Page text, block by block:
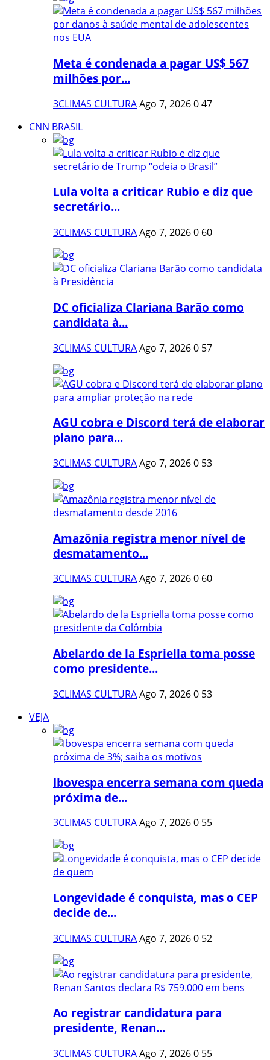
Meta é condenada a pagar US$ 567
milhões por...
3CLIMAS CULTURAAgo 7, 2026047
CNN BRASIL
Lula volta a criticar Rubio e diz que
secretário...
3CLIMAS CULTURAAgo 7, 20260 60
DC oficializa Clariana Barão como
candidata à...
3CLIMAS CULTURAAgo 7, 20260 57
AGU cobra e Discord terá de elaborar
plano para...
3CLIMAS CULTURAAgo 7, 20260 53
Amazônia registra menor nível de
desmatamento...
3CLIMAS CULTURAAgo 7, 20260 60
Abelardo de la Espriella toma posse
como presidente...
3CLIMAS CULTURAAgo 7, 20260 53
VEJA
Ibovespa encerra semana com queda
próxima de...
3CLIMAS CULTURAAgo 7, 20260 55
Longevidade é conquista, mas o CEP
decide de...
3CLIMAS CULTURAAgo 7, 20260 52
Ao registrar candidatura para
presidente, Renan...
3CLIMAS CULTURAAgo 7, 20260 55